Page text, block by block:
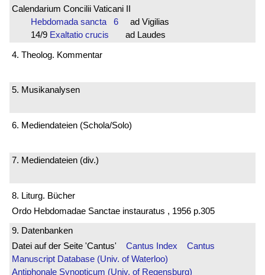
Calendarium Concilii Vaticani II
Hebdomada sancta 6 ad Vigilias
14/9 Exaltatio crucis
ad Laudes
4. Theolog. Kommentar
5. Musikanalysen
6. Mediendateien (Schola/Solo)
7. Mediendateien (div.)
8. Liturg. Bücher
Ordo Hebdomadae Sanctae instauratus , 1956 p.305
9. Datenbanken
Datei auf der Seite 'Cantus' Cantus Index
Cantus
Manuscript Database (Univ. of Waterloo)
Antiphonale Synopticum (Univ. of Regensburg)